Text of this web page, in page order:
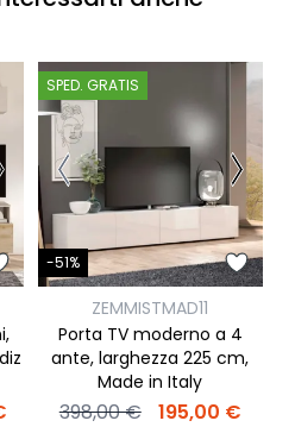
SPED. GRATIS
-51%
ZEMMISTMAD11
Porta TV moderno a 4
ante, larghezza 225 cm,
Made in Italy
398,00 € 195,00 €